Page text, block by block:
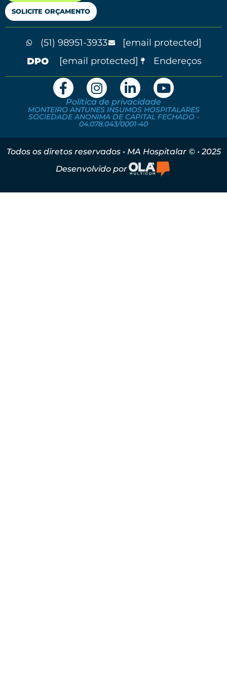
SOLICITE ORÇAMENTO
(51) 98951-3933
[email protected]
[email protected]
Endereços
Política de privacidade
MONTEIRO ANTUNES INSUMOS HOSPITALARES
SOCIEDADE ANONIMA DE CAPITAL FECHADO -
04.078.043/0001-40
Todos os diretos reservados • MA Hospitalar © • 2025
Desenvolvido por